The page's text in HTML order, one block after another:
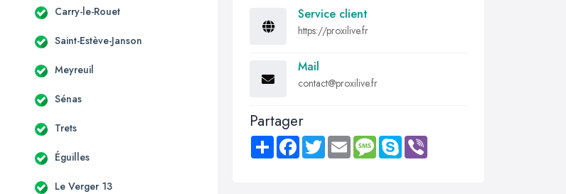
Carry-le-Rouet
Saint-Estève-Janson
Meyreuil
Sénas
Trets
Éguilles
Le Verger 13
Service client
https://proxilive.fr
Mail
contact@proxilive.fr
Partager
Share FacebookTwitter Email MessageSkype